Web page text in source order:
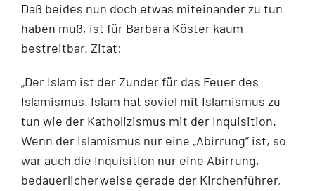
Daß beides nun doch etwas miteinander zu tun
haben muß, ist für Barbara Köster kaum
bestreitbar. Zitat:
„Der Islam ist der Zunder für das Feuer des
Islamismus. Islam hat soviel mit Islamismus zu
tun wie der Katholizismus mit der Inquisition.
Wenn der Islamismus nur eine „Abirrung“ ist, so
war auch die Inquisition nur eine Abirrung,
bedauerlicherweise gerade der Kirchenführer,